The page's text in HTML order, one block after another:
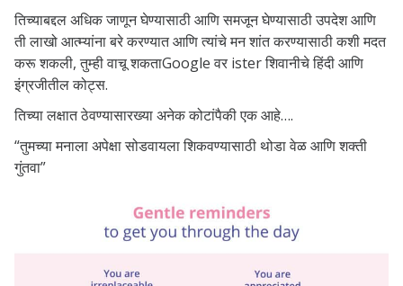
तिच्याबद्दल अधिक जाणून घेण्यासाठी आणि समजून घेण्यासाठीउपदेश आणि
ती लाखो आत्म्यांना बरे करण्यात आणि त्यांचे मन शांत करण्यासाठी कशी मदत
करू शकली, तुम्ही वाचू शकताGoogle वर ister शिवानीचे हिंदी आणि
इंग्रजीतील कोट्स.
तिच्या लक्षात ठेवण्यासारख्या अनेक कोटांपैकी एक आहे….
“तुमच्या मनाला अपेक्षा सोडवायला शिकवण्यासाठी थोडा वेळ आणि शक्ती
गुंतवा”